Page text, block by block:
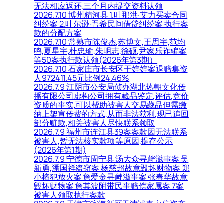
无法相应返还,三个月内提交资料认领
2026.7.10 博州精河县 1.吐那洪·艾力买卖合同
纠纷案 2.吐尔逊·吾希民间借贷纠纷案 执行案
款的分配方案
2026.7.10 常熟市陈俊杰,苏博文,王思宇,范均
鸣,夏星宇,杜忠瑜,朱明志,徐硕,尹家乐诈骗案
等50案执行款认领(2026年第3期）
2026.7.10 石家庄市长安区于婷婷案退赔集资
人972411.45元比例24.46%
2026.7.9 江阴市公安局侦办湖北热朝文化传
播有限公司虚构公司拥有藏品鉴定,评估,竞价
资质的事实,可以帮助被害人交易藏品但需缴
纳上架宣传费的方式,从而非法获利,现已追回
部分赃款,相关被害人尽快联系领取
2026.7.9 福州市连江县39案案款因无法联系
被害人,暂无法核实款项等原因,提存公示
(2026年第1期)
2026.7.9 宁德市周宁县 汤大众寻衅滋事案 吴
新勇,潘国祥盗窃案 杨慈超故意毁坏财物案 郑
小榕犯放火案 詹爱金寻衅滋事案 张春华故意
毁坏财物案 詹其波附带民事赔偿家属案 7案
被害人领取执行案款